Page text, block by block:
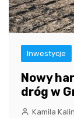
Inwestycje
Nowy
dróg w
Kamila